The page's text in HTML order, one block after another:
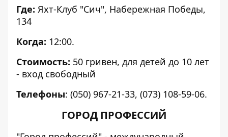
Где: Яхт-Клуб "Сич", Набережная Победы,
134
Когда: 12:00.
Стоимость: 50 гривен, для детей до 10 лет
- вход свободный
Телефоны: (050) 967-21-33, (073) 108-59-06.
ГОРОД ПРОФЕССИЙ